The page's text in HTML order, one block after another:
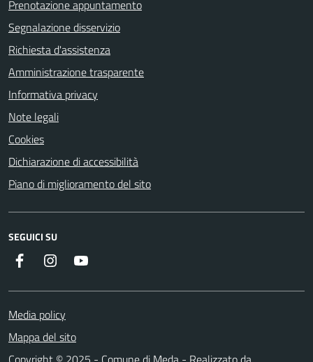
Prenotazione appuntamento
Segnalazione disservizio
Richiesta d'assistenza
Amministrazione trasparente
Informativa privacy
Note legali
Cookies
Dichiarazione di accessibilità
Piano di miglioramento del sito
SEGUICI SU
InstagramYouTube
Media policy
Mappa del sito